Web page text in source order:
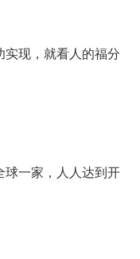
实现，就看人的福分
球一家，人人达到开